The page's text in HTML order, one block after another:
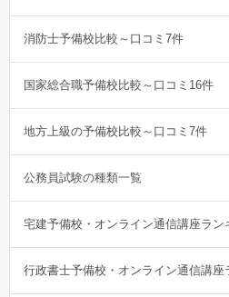
消防士予備校比較～口コミ7件
国家総合職予備校比較～口コミ16件
地方上級の予備校比較～口コミ7件
公務員試験の種類一覧
宅建予備校・オンライン通信講座ラン
行政書士予備校・オンライン通信講座